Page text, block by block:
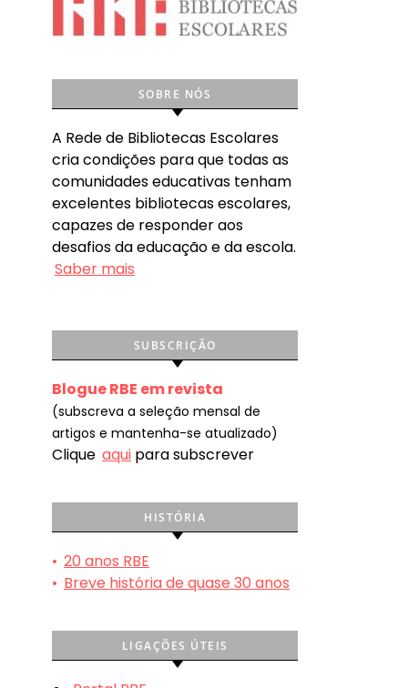
SOBRE NÓS
A Rede de Bibliotecas Escolares
cria condições para que todas as
comunidades educativas tenham
excelentes bibliotecas escolares,
capazes de responder aos
desafios da educação e da escola.
Saber mais
SUBSCRIÇÃO
Blogue RBE em revista
(subscreva a seleção mensal de
artigos e mantenha-se atualizado)
Clique aqui para subscrever
HISTÓRIA
• 20 anos RBE
• Breve história de quase 30 anos
LIGAÇÕES ÚTEIS